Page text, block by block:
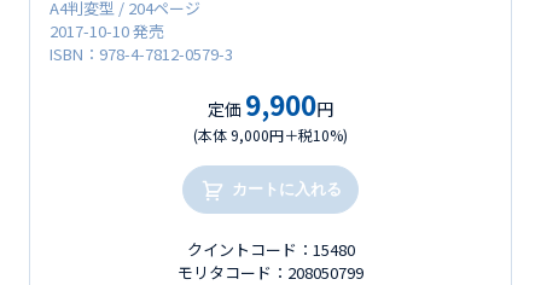
A4判変型 / 204ページ
2017-10-10 発売
ISBN：978-4-7812-0579-3
定価 9,900円
(本体 9,000円＋税10%)
カートに入れる
クイントコード：15480
モリタコード：208050799